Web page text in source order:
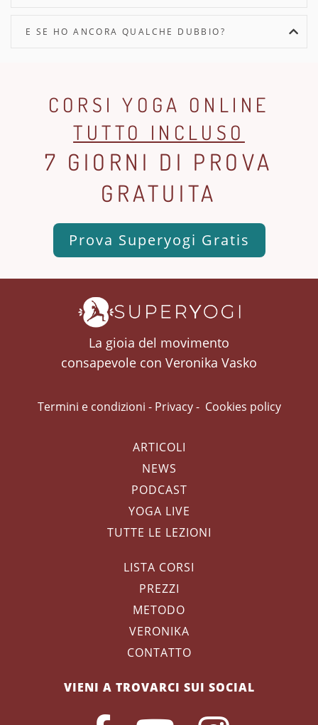
E SE HO ANCORA QUALCHE DUBBIO?
CORSI YOGA ONLINE
TUTTO INCLUSO
7 GIORNI DI PROVA
GRATUITA
Prova Superyogi Gratis
La gioia del movimento
consapevole con Veronika Vasko
Termini e condizioni - Privacy- Cookies policy
ARTICOLI
NEWS
PODCAST
YOGA LIVE
TUTTE LE LEZIONI
LISTA CORSI
PREZZI
METODO
VERONIKA
CONTATTO
VIENI A TROVARCI SUI SOCIAL